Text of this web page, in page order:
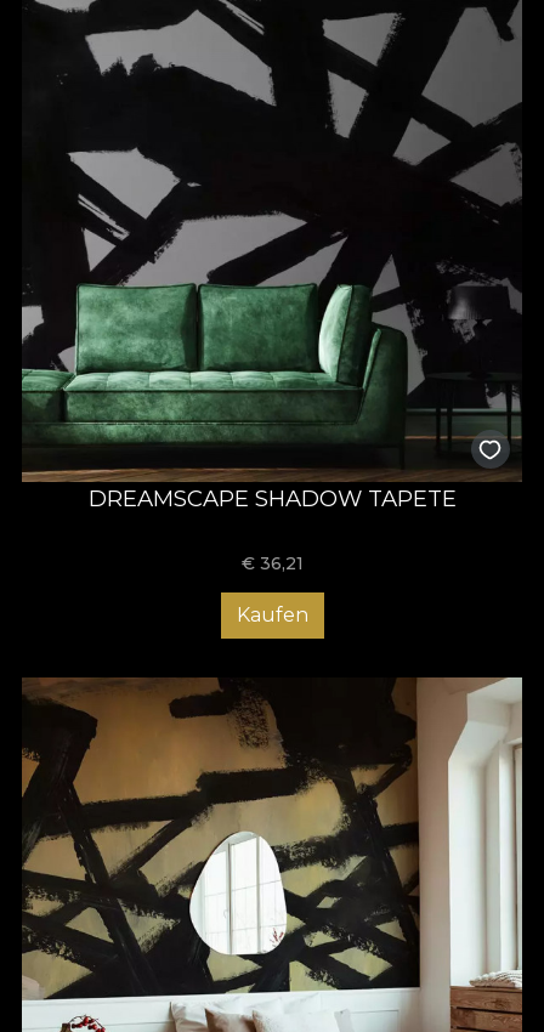
DREAMSCAPE SHADOW TAPETE
€ 36,21
Kaufen